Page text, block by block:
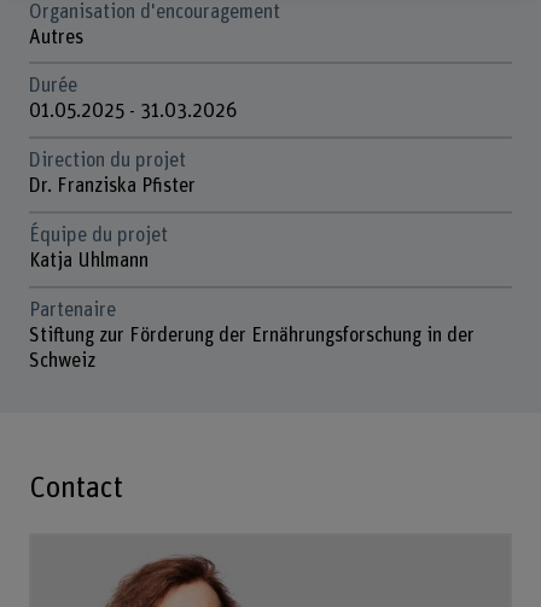
Organisation d'encouragement
Autres
Durée
01.05.2025 - 31.03.2026
Direction du projet
Dr. Franziska Pfister
Équipe du projet
Katja Uhlmann
Partenaire
Stiftung zur Förderung der Ernährungsforschung in der
Schweiz
Contact